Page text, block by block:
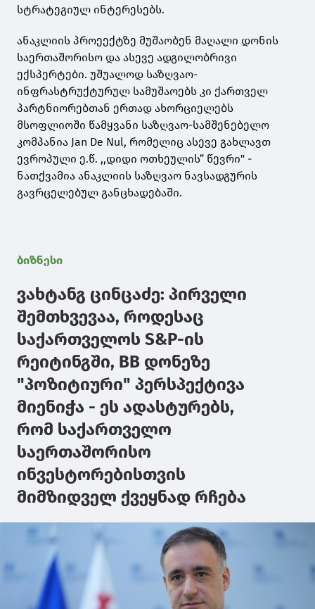
სტრატეგიულ ინტერესებს.
ანაკლიის პროეექტზე მუშაობენ მაღალი დონის
საერთაშორისო და ასევე ადგილობრივი
ექსპერტები. უშუალოდ საზღვაო-
ინფრასტრუქტურულ სამუშაოებს კი ქართველ
პარტნიორებთან ერთად ახორციელებს
მსოფლიოში წამყვანი საზღვაო-სამშენებელო
კომპანია Jan De Nul, რომელიც ასევე გახლავთ
ევროპული ე.წ. ,,დიდი ოთხეულის” წევრი" -
ნათქვამია ანაკლიის საზღვაო ნავსადგურის
გავრცელებულ განცხადებაში.
ბიზნესი
ვახტანგ ცინცაძე: პირველი
შემთხვევაა, როდესაც
საქართველოს S&P-ის
რეიტინგში, BB დონეზე
"პოზიტიური" პერსპექტივა
მიენიჭა - ეს ადასტურებს,
რომ საქართველო
საერთაშორისო
ინვესტორებისთვის
მიმზიდველ ქვეყნად რჩება